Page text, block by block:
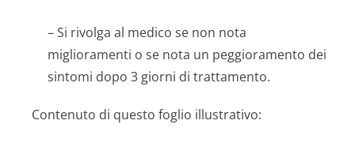
– Si rivolga al medico se non nota
miglioramenti o se nota un peggioramento dei
sintomi dopo 3 giorni di trattamento.
Contenuto di questo foglio illustrativo: